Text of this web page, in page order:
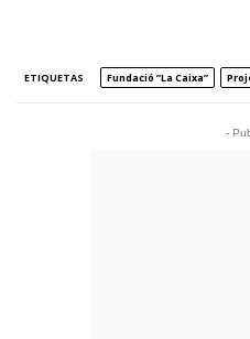
ETIQUETAS Fundació ”la Caixa”
-